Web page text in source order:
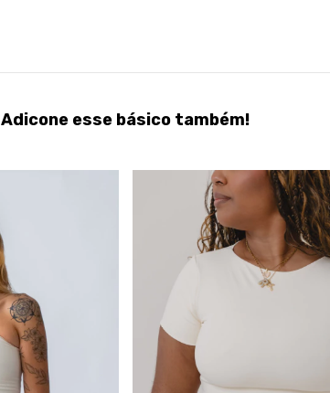
Adicone esse básico também!